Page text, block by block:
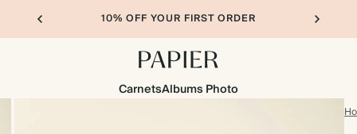
10% OFF YOUR FIRST ORDER
CarnetsAlbums Photo